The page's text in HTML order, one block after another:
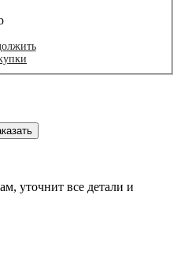
уточнит все детали и